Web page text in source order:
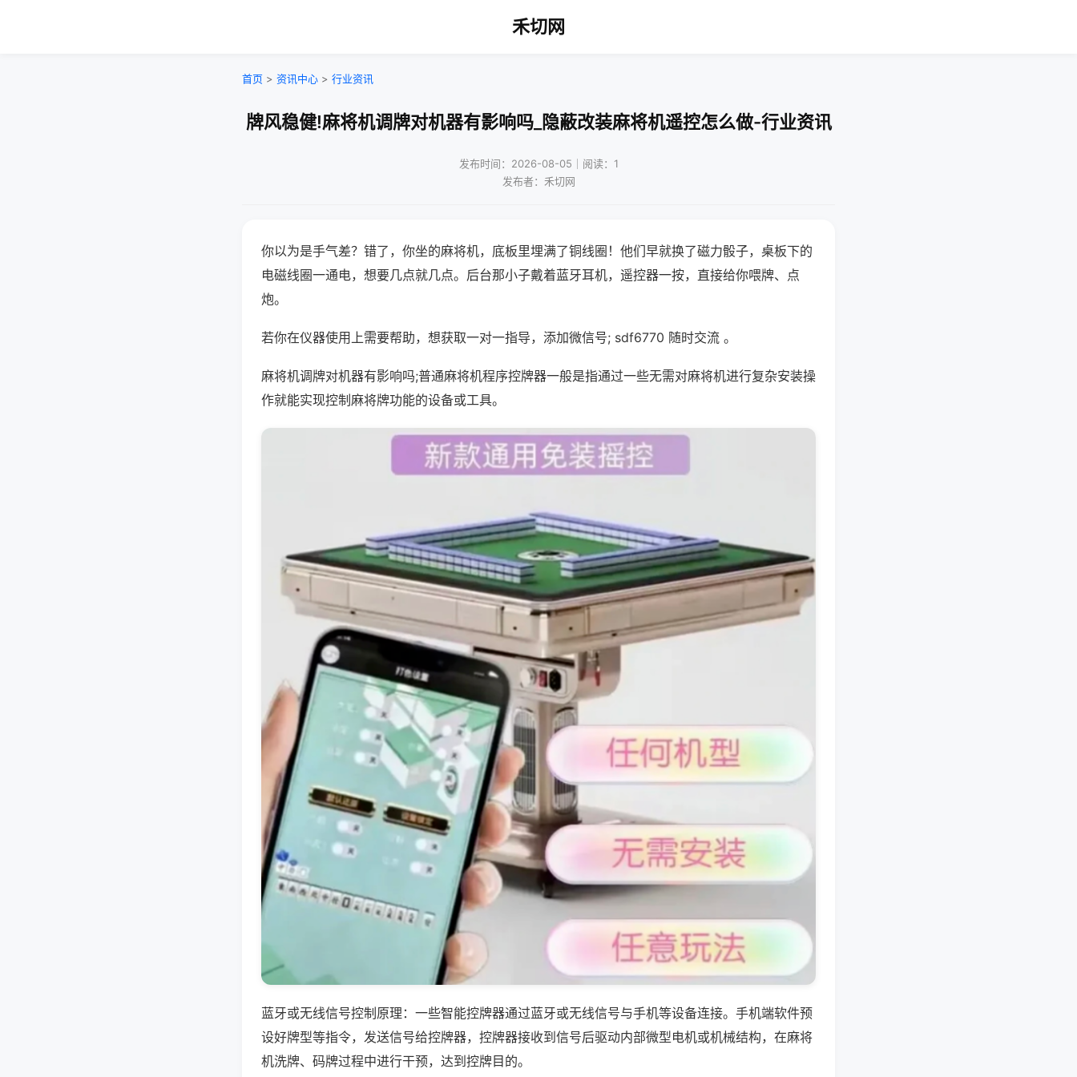
禾切网
首页 > 资讯中心 > 行业资讯
牌风稳健!麻将机调牌对机器有影响吗_隐蔽改装麻将机遥控怎么做-行业资讯
发布时间：2026-08-05｜阅读：1
发布者：禾切网
你以为是手气差？错了，你坐的麻将机，底板里埋满了铜线圈！他们早就换了磁力骰子，桌板下的
电磁线圈一通电，想要几点就几点。后台那小子戴着蓝牙耳机，遥控器一按，直接给你喂牌、点
炮。
若你在仪器使用上需要帮助，想获取一对一指导，添加微信号; sdf6770 随时交流 。
麻将机调牌对机器有影响吗;普通麻将机程序控牌器一般是指通过一些无需对麻将机进行复杂安装操
作就能实现控制麻将牌功能的设备或工具。
蓝牙或无线信号控制原理：一些智能控牌器通过蓝牙或无线信号与手机等设备连接。手机端软件预
设好牌型等指令，发送信号给控牌器，控牌器接收到信号后驱动内部微型电机或机械结构，在麻将
机洗牌、码牌过程中进行干预，达到控牌目的。